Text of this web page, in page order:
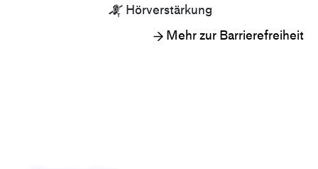
 Hörverstärkung
→ Mehr zur Barrierefreiheit